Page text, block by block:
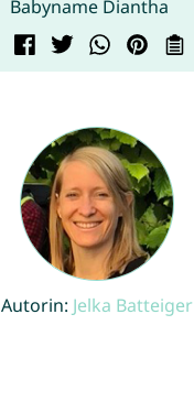
Autorin: Jelka Batteiger